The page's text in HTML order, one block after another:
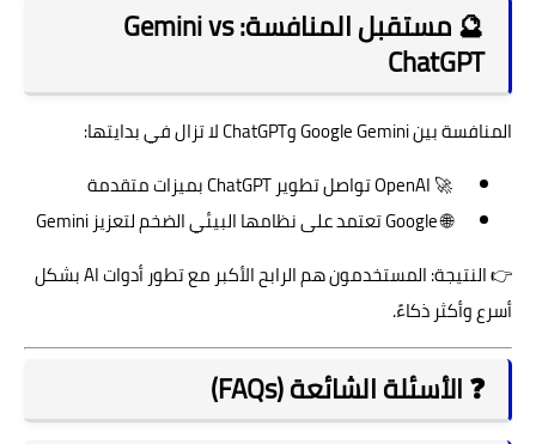
🔮 مستقبل المنافسة: Gemini vs
ChatGPT
المنافسة بينGoogle GeminiوChatGPTلا تزال في بدايتها:
🚀
OpenAIتواصل تطوير ChatGPT بميزات متقدمة
🌐
Googleتعتمد على نظامها البيئي الضخم لتعزيز Gemini
👉 النتيجة: المستخدمون هم الرابح الأكبر مع تطور أدوات AI بشكل
أسرع وأكثر ذكاءً.
❓ الأسئلة الشائعة (FAQs)